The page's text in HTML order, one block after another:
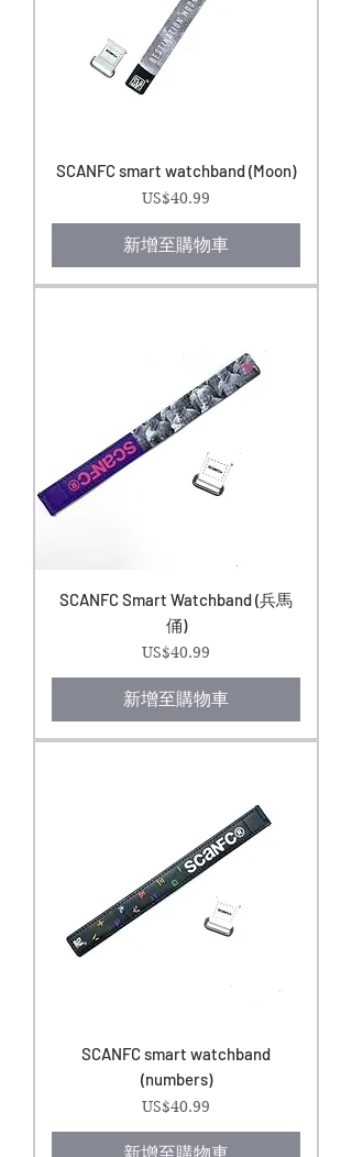
SCANFC smart watchband (Moon)
價格
US$40.99
新增至購物車
SCANFC Smart Watchband (兵馬
俑)
價格
US$40.99
新增至購物車
SCANFC smart watchband
(numbers)
價格
US$40.99
新增至購物車